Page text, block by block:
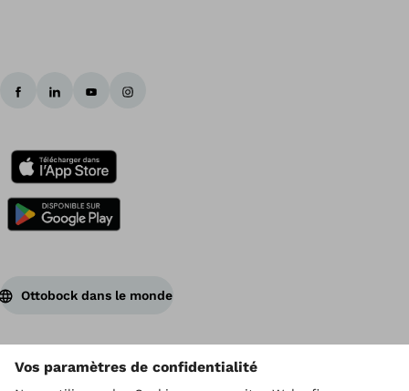
Ottobock dans le monde
Ottobock est titulaire du droit d’auteur